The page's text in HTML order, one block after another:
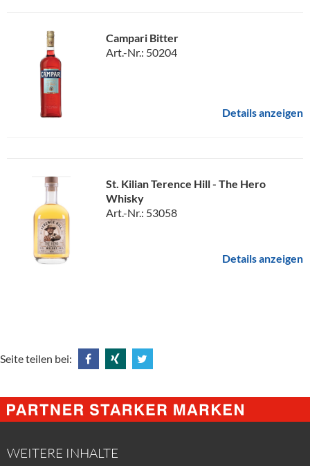
Campari Bitter
Art.-Nr.: 50204
Details anzeigen
St. Kilian Terence Hill - The Hero
Whisky
Art.-Nr.: 53058
Details anzeigen
Seite teilen bei:
@
Facebook
@
Xing
@
Twitter
WEITERE INHALTE